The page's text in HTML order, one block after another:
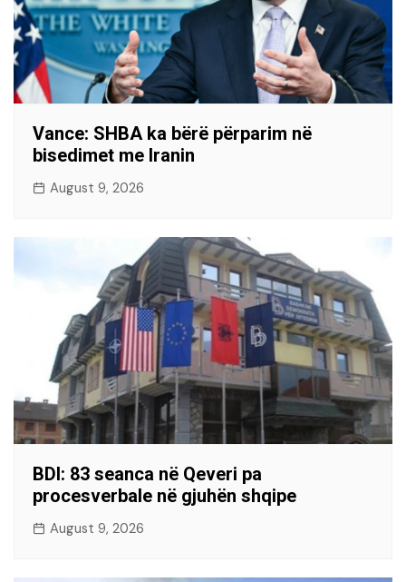
Vance: SHBA ka bërë përparim në
bisedimet me Iranin
August 9, 2026
BDI: 83 seanca në Qeveri pa
procesverbale në gjuhën shqipe
August 9, 2026